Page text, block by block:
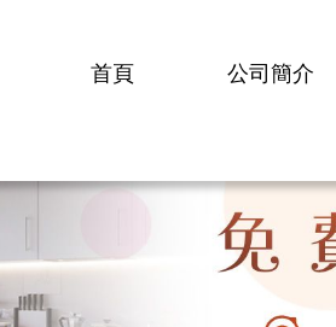
首頁 公司簡介